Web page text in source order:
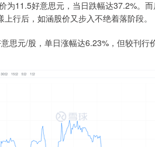
11.5好意思元，当日跌幅达37.2%。
行后，如涵股价又步入不绝着落阶段。
元/股，单日涨幅达6.23%，但较刊行